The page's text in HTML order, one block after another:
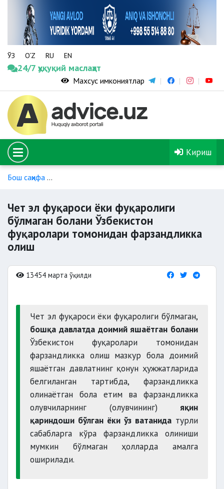
ЎЗ O‘Z RU EN
24/7 ҳуқуқий маслаҳат
Махсус имкониятлар
Кириш
Бош саҳифа
Чет эл фуқароси ёки фуқаролиги
бўлмаган болани Ўзбекистон
фуқаролари томонидан фарзандликка
олиш
13454 марта ўқилди
Чет эл фуқароси ёки фуқаролиги бўлмаган,
бошқа давлатда доимий яшаётган болани
Ўзбекистон фуқаролари томонидан
фарзандликка олиш мазкур бола доимий
яшаётган давлатнинг қонун ҳужжатларида
белгиланган тартибда, фарзандликка
олинаётган бола етим ва фарзандликка
олувчиларнинг (олувчининг) яқин
қариндоши бўлган ёки ўз ватанида турли
сабабларга кўра фарзандликка олиниши
мумкин бўлмаган ҳолларда амалга
оширилади.